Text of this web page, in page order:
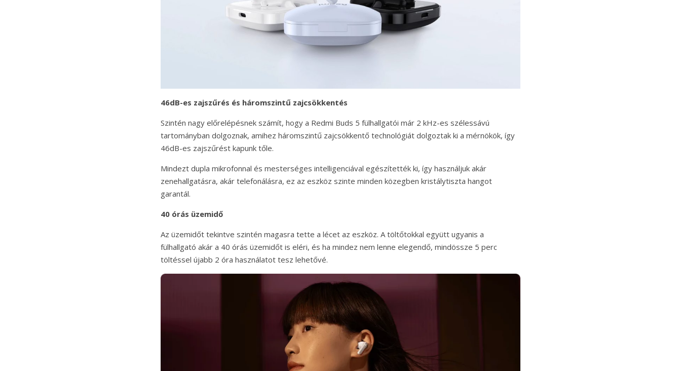
46dB-es zajszűrés és háromszintű zajcsökkentés
Szintén nagy előrelépésnek számít, hogy a Redmi Buds 5 fülhallgatói már 2 kHz-es szélessávú
tartományban dolgoznak, amihez háromszintű zajcsökkentő technológiát dolgoztak ki a mérnökök, így
46dB-es zajszűrést kapunk tőle.
Mindezt dupla mikrofonnal és mesterséges intelligenciával egészítették ki, így használjuk akár
zenehallgatásra, akár telefonálásra, ez az eszköz szinte minden közegben kristálytiszta hangot
garantál.
40 órás üzemidő
Az üzemidőt tekintve szintén magasra tette a lécet az eszköz. A töltőtokkal együtt ugyanis a
fülhallgató akár a 40 órás üzemidőt is eléri, és ha mindez nem lenne elegendő, mindössze 5 perc
töltéssel újabb 2 óra használatot tesz lehetővé.